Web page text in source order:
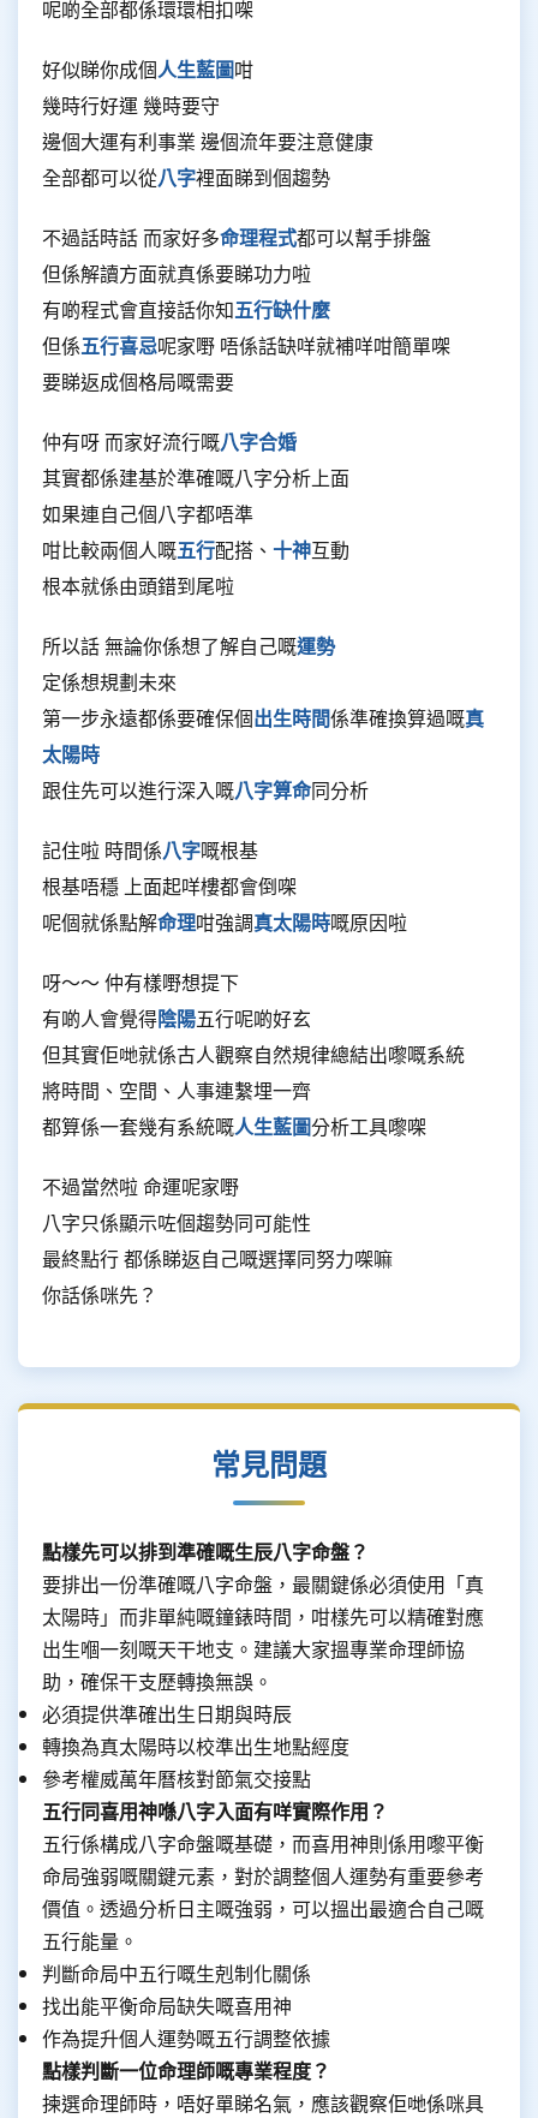
呢啲全部都係環環相扣㗎
好似睇你成個人生藍圖咁
幾時行好運 幾時要守
邊個大運有利事業 邊個流年要注意健康
全部都可以從八字裡面睇到個趨勢
不過話時話 而家好多命理程式都可以幫手排盤
但係解讀方面就真係要睇功力啦
有啲程式會直接話你知五行缺什麼
但係五行喜忌呢家嘢 唔係話缺咩就補咩咁簡單㗎
要睇返成個格局嘅需要
仲有呀 而家好流行嘅八字合婚
其實都係建基於準確嘅八字分析上面
如果連自己個八字都唔準
咁比較兩個人嘅五行配搭、 十神互動
根本就係由頭錯到尾啦
所以話 無論你係想了解自己嘅運勢
定係想規劃未來
第一步永遠都係要確保個出生時間係準確換算過嘅真
太陽時
跟住先可以進行深入嘅八字算命同分析
記住啦 時間係八字嘅根基
根基唔穩 上面起咩樓都會倒㗎
呢個就係點解命理咁強調真太陽時嘅原因啦
呀～～ 仲有樣嘢想提下
有啲人會覺得陰陽五行呢啲好玄
但其實佢哋就係古人觀察自然規律總結出嚟嘅系統
將時間、空間、人事連繫埋一齊
都算係一套幾有系統嘅人生藍圖分析工具嚟㗎
不過當然啦 命運呢家嘢
八字只係顯示咗個趨勢同可能性
最終點行 都係睇返自己嘅選擇同努力㗎嘛
你話係咪先？
常見問題
點樣先可以排到準確嘅生辰八字命盤？
要排出一份準確嘅八字命盤，最關鍵係必須使用「真
太陽時」而非單純嘅鐘錶時間，咁樣先可以精確對應
出生嗰一刻嘅天干地支。建議大家搵專業命理師協
助，確保干支歷轉換無誤。
必須提供準確出生日期與時辰
轉換為真太陽時以校準出生地點經度
參考權威萬年曆核對節氣交接點
五行同喜用神喺八字入面有咩實際作用？
五行係構成八字命盤嘅基礎，而喜用神則係用嚟平衡
命局強弱嘅關鍵元素，對於調整個人運勢有重要參考
價值。透過分析日主嘅強弱，可以搵出最適合自己嘅
五行能量。
判斷命局中五行嘅生剋制化關係
找出能平衡命局缺失嘅喜用神
作為提升個人運勢嘅五行調整依據
點樣判斷一位命理師嘅專業程度？
揀選命理師時，唔好單睇名氣，應該觀察佢哋係咪具